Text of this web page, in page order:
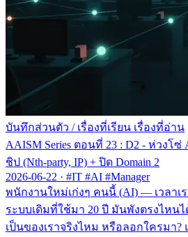
บันทึกส่วนตัว / เรื่องที่เรียน เรื่องที่อ่าน
AAISM Series ตอนที่ 23 : D2 - ห่วงโซ่
ชิป (Nth-party, IP) + ปิด Domain 2
2026-06-22 · #IT #AI #Manager
พนักงานใหม่เก่งๆ คนนี้ (AI) — เวลาเร
ระบบเดิมที่ใช้มา 20 ปี มันพังตรงไหนไ
เป็นของเราจริงไหม หรือลอกใครมา?